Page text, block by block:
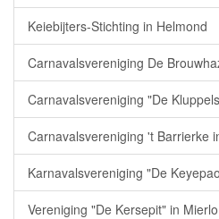
Keiebijters-Stichting in Helmond
Carnavalsvereniging De
Carnavalsvereniging "De
Carnavalsvereniging 't Barrierke
Karnavalsvereniging "De
Vereniging "De Kersepit" in Mierlo